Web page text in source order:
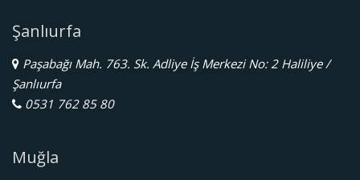
Şanlıurfa
Paşabağı Mah. 763. Sk. Adliye İş Merkezi No: 2 Haliliye /
Şanlıurfa
0531 762 85 80
Muğla